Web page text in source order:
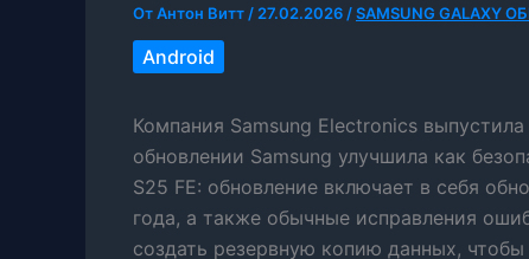
ОтАнтон Витт / 27.02.2026 /SAMSUNG GALAXY
Android
Компания Samsung Electronics
обновлении Samsung улучшила как
S25 FE: обновление включает в себя
года, а также обычные исправления
создать резервную копию данных,